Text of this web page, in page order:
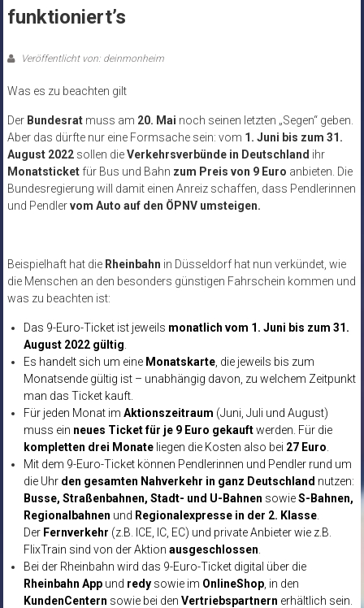
funktioniert’s
Veröffentlicht von: deinmonheim
Was es zu beachten gilt
Der Bundesratmuss am 20. Mai noch seinen letzten „Segen“ geben.
Aber das dürfte nur eine Formsache sein: vom 1. Juni bis zum 31.
August 2022sollen dieVerkehrsverbünde in Deutschland ihr
Monatsticketfür Bus und Bahn zum Preis von 9 Euro anbieten. Die
Bundesregierung will damit einen Anreiz schaffen, dass Pendlerinnen
und Pendlervom Auto auf den ÖPNV umsteigen.
Beispielhaft hat die Rheinbahn in Düsseldorf hat nun verkündet, wie
die Menschen an den besonders günstigen Fahrschein kommen und
was zu beachten ist:
Das 9-Euro-Ticket ist jeweils monatlich vom 1. Juni bis zum 31.
August 2022 gültig
Es handelt sich um eine Monatskarte, die jeweils bis zum
Monatsende gültig ist – unabhängig davon, zu welchem Zeitpunkt
man das Ticket kauft.
Für jeden Monat im Aktionszeitraum (Juni, Juli und August)
muss ein neues Ticket für je 9 Euro gekauftwerden. Für die
kompletten drei Monateliegen die Kosten also bei 27 Euro
Mit dem 9-Euro-Ticket können Pendlerinnen und Pendler rund um
die Uhr den gesamten Nahverkehr in ganz Deutschland nutzen:
Busse, Straßenbahnen, Stadt- und U-Bahnen sowieS-Bahnen,
Regionalbahnen und Regionalexpresse in der 2. Klasse.
Der Fernverkehr (z.B. ICE, IC, EC) und private Anbieter wie z.B.
FlixTrain sind von der Aktion ausgeschlossen
Bei der Rheinbahn wird das 9-Euro-Ticket digital über die
Rheinbahn Appund redysowie im OnlineShop, in den
KundenCentern sowie bei den Vertriebspartnern erhältlich sein.